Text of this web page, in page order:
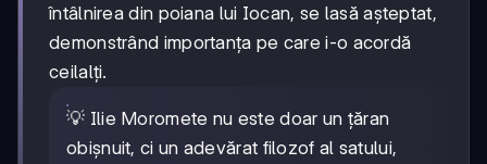
întâlnirea din poiana lui Iocan, se lasă așteptat,
demonstrând importanța pe care i-o acordă
ceilalți.
💡 Ilie Moromete nu este doar un țăran
obișnuit, ci un adevărat filozof al satului,